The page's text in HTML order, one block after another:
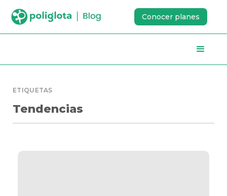
Conocer planes
ETIQUETAS
Tendencias